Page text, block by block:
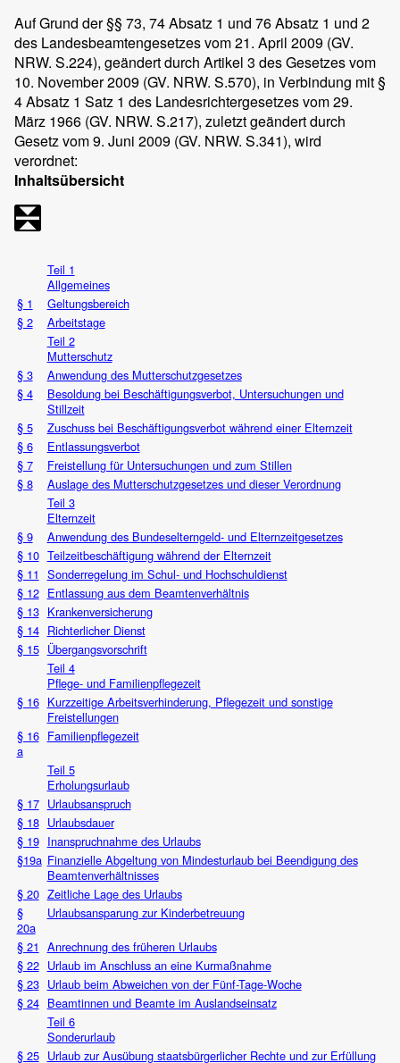
Auf Grund der §§ 73, 74 Absatz 1 und 76 Absatz 1 und 2
des Landesbeamtengesetzes vom 21. April 2009 (GV.
NRW. S.224), geändert durch Artikel 3 des Gesetzes vom
10. November 2009 (GV. NRW. S.570), in Verbindung mit §
4 Absatz 1 Satz 1 des Landesrichtergesetzes vom 29.
März 1966 (GV. NRW. S.217), zuletzt geändert durch
Gesetz vom 9. Juni 2009 (GV. NRW. S.341), wird
verordnet:
Inhaltsübersicht
Teil 1
Allgemeines
§ 1
Geltungsbereich
§ 2
Arbeitstage
Teil 2
Mutterschutz
§ 3
Anwendung des Mutterschutzgesetzes
§ 4
Besoldung bei Beschäftigungsverbot, Untersuchungen und
Stillzeit
§ 5
Zuschuss bei Beschäftigungsverbot während einer Elternzeit
§ 6
Entlassungsverbot
§ 7
Freistellung für Untersuchungen und zum Stillen
§ 8
Auslage des Mutterschutzgesetzes und dieser Verordnung
Teil 3
Elternzeit
§ 9
Anwendung des Bundeselterngeld- und Elternzeitgesetzes
§ 10 Teilzeitbeschäftigung während der Elternzeit
§ 11 Sonderregelung im Schul- und Hochschuldienst
§ 12 Entlassung aus dem Beamtenverhältnis
§ 13 Krankenversicherung
§ 14 Richterlicher Dienst
§ 15 Übergangsvorschrift
Teil 4
Pflege- und Familienpflegezeit
§ 16 Kurzzeitige Arbeitsverhinderung, Pflegezeit und sonstige
Freistellungen
§ 16
a
Familienpflegezeit
Teil 5
Erholungsurlaub
§ 17 Urlaubsanspruch
§ 18 Urlaubsdauer
§ 19 Inanspruchnahme des Urlaubs
§19a Finanzielle Abgeltung von Mindesturlaub bei Beendigung des
Beamtenverhältnisses
§ 20 Zeitliche Lage des Urlaubs
§
20a
Urlaubsansparung zur Kinderbetreuung
§ 21 Anrechnung des früheren Urlaubs
§ 22 Urlaub im Anschluss an eine Kurmaßnahme
§ 23 Urlaub beim Abweichen von der Fünf-Tage-Woche
§ 24 Beamtinnen und Beamte im Auslandseinsatz
Teil 6
Sonderurlaub
§ 25 Urlaub zur Ausübung staatsbürgerlicher Rechte und zur Erfüllung